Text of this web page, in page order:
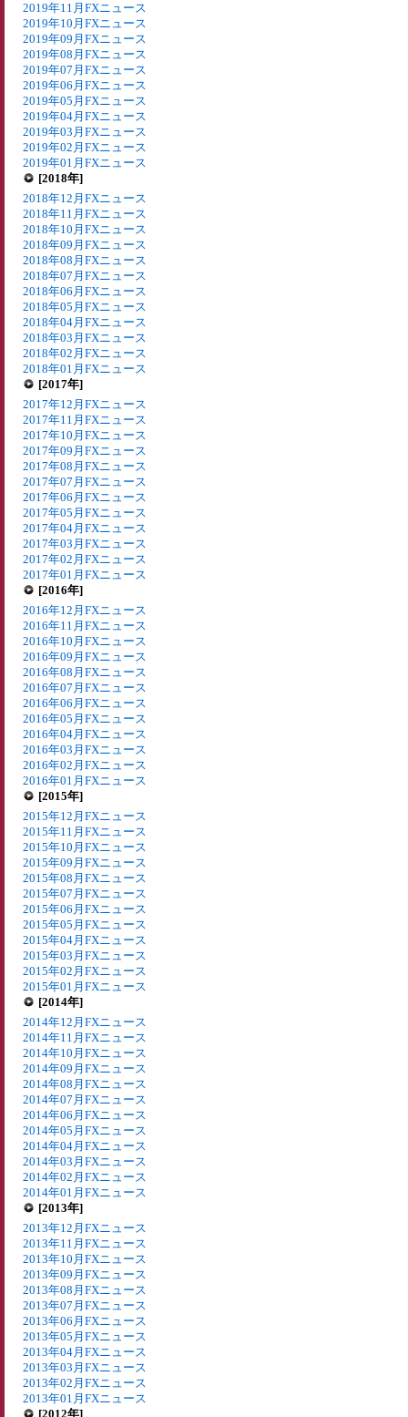
2019年11月FXニュース
2019年10月FXニュース
2019年09月FXニュース
2019年08月FXニュース
2019年07月FXニュース
2019年06月FXニュース
2019年05月FXニュース
2019年04月FXニュース
2019年03月FXニュース
2019年02月FXニュース
2019年01月FXニュース
[2018年]
2018年12月FXニュース
2018年11月FXニュース
2018年10月FXニュース
2018年09月FXニュース
2018年08月FXニュース
2018年07月FXニュース
2018年06月FXニュース
2018年05月FXニュース
2018年04月FXニュース
2018年03月FXニュース
2018年02月FXニュース
2018年01月FXニュース
[2017年]
2017年12月FXニュース
2017年11月FXニュース
2017年10月FXニュース
2017年09月FXニュース
2017年08月FXニュース
2017年07月FXニュース
2017年06月FXニュース
2017年05月FXニュース
2017年04月FXニュース
2017年03月FXニュース
2017年02月FXニュース
2017年01月FXニュース
[2016年]
2016年12月FXニュース
2016年11月FXニュース
2016年10月FXニュース
2016年09月FXニュース
2016年08月FXニュース
2016年07月FXニュース
2016年06月FXニュース
2016年05月FXニュース
2016年04月FXニュース
2016年03月FXニュース
2016年02月FXニュース
2016年01月FXニュース
[2015年]
2015年12月FXニュース
2015年11月FXニュース
2015年10月FXニュース
2015年09月FXニュース
2015年08月FXニュース
2015年07月FXニュース
2015年06月FXニュース
2015年05月FXニュース
2015年04月FXニュース
2015年03月FXニュース
2015年02月FXニュース
2015年01月FXニュース
[2014年]
2014年12月FXニュース
2014年11月FXニュース
2014年10月FXニュース
2014年09月FXニュース
2014年08月FXニュース
2014年07月FXニュース
2014年06月FXニュース
2014年05月FXニュース
2014年04月FXニュース
2014年03月FXニュース
2014年02月FXニュース
2014年01月FXニュース
[2013年]
2013年12月FXニュース
2013年11月FXニュース
2013年10月FXニュース
2013年09月FXニュース
2013年08月FXニュース
2013年07月FXニュース
2013年06月FXニュース
2013年05月FXニュース
2013年04月FXニュース
2013年03月FXニュース
2013年02月FXニュース
2013年01月FXニュース
[2012年]